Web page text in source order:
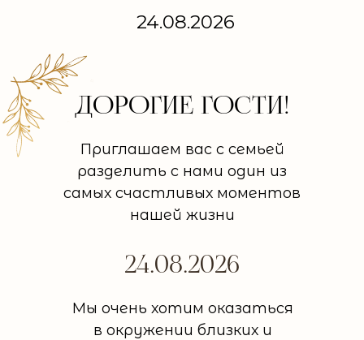
24.08.2026
24.08.2026
ДОРОГИЕ ГОСТИ!
Приглашаем вас с семьей
разделить с нами один из
самых счастливых моментов
нашей жизни
Мы очень хотим оказаться
в окружении близких и